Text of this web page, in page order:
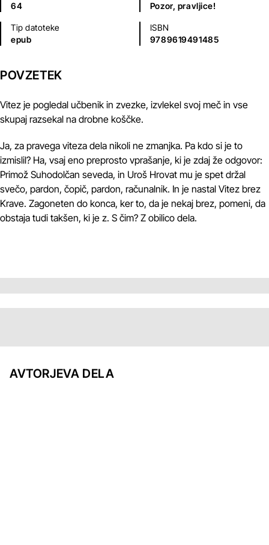
64
Pozor, pravljice!
Tip datoteke
epub
ISBN
9789619491485
POVZETEK
Vitez je pogledal učbenik in zvezke, izvlekel svoj meč in vse
skupaj razsekal na drobne koščke.
Ja, za pravega viteza dela nikoli ne zmanjka. Pa kdo si je to
izmislil? Ha, vsaj eno preprosto vprašanje, ki je zdaj že odgovor:
Primož Suhodolčan seveda, in Uroš Hrovat mu je spet držal
svečo, pardon, čopič, pardon, računalnik. In je nastal Vitez brez
Krave. Zagoneten do konca, ker to, da je nekaj brez, pomeni, da
obstaja tudi takšen, ki je z. S čim? Z obilico dela.
AVTORJEVA DELA